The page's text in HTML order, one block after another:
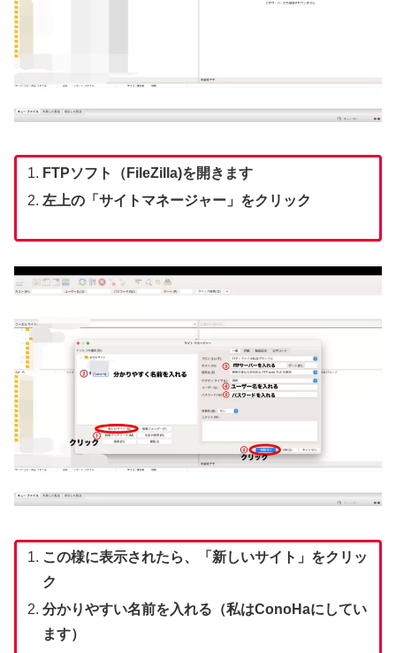
FTPソフト（FileZilla)を開きます
左上の「サイトマネージャー」をクリック
この様に表示されたら、「新しいサイト」をクリッ
ク
分かりやすい名前を入れる（私はConoHaにしてい
ます）